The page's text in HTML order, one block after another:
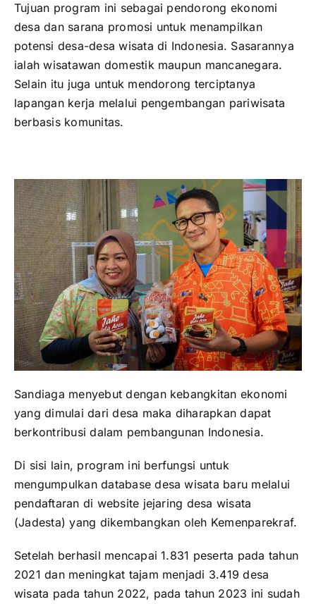
Tujuan program ini sebagai pendorong ekonomi
desa dan sarana promosi untuk menampilkan
potensi desa-desa wisata di Indonesia. Sasarannya
ialah wisatawan domestik maupun mancanegara.
Selain itu juga untuk mendorong terciptanya
lapangan kerja melalui pengembangan pariwisata
berbasis komunitas.
Sandiaga menyebut dengan kebangkitan ekonomi
yang dimulai dari desa maka diharapkan dapat
berkontribusi dalam pembangunan Indonesia.
Di sisi lain, program ini berfungsi untuk
mengumpulkan database desa wisata baru melalui
pendaftaran di website jejaring desa wisata
(Jadesta) yang dikembangkan oleh Kemenparekraf.
Setelah berhasil mencapai 1.831 peserta pada tahun
2021 dan meningkat tajam menjadi 3.419 desa
wisata pada tahun 2022, pada tahun 2023 ini sudah